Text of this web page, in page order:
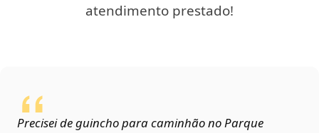
atendimento prestado!
Precisei de guincho para caminhão no Parque